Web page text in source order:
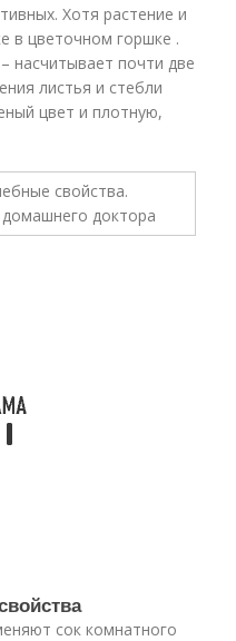
Хотя растение и
в цветочном горшке .
насчитывает почти две
листья и стебли
цвет и плотную,
сок комнатного